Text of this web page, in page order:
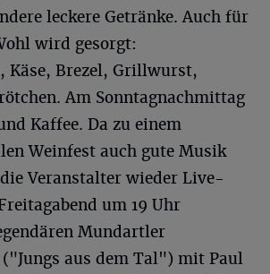
leckere Getränke. Auch für
wird gesorgt:
Käse, Brezel, Grillwurst,
Am Sonntagnachmittag
Kaffee. Da zu einem
Weinfest auch gute Musik
Veranstalter wieder Live-
um 19 Uhr
Mundartler
aus dem Tal") mit Paul